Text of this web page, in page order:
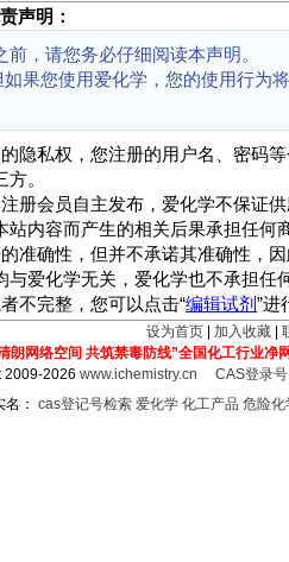
声明：
，请您务必仔细阅读本声明。
果您使用爱化学，您的使用行为
隐私权，您注册的用户名、密码
。
册会员自主发布，爱化学不保证
站内容而产生的相关后果承担任何
准确性，但并不承诺其准确性，
与爱化学无关，爱化学也不承担任
不完整，您可以点击“编辑试剂”进
设为首页 加入收藏
清朗网络空间 共筑禁毒防线”全国化工行业净
2009-2026www.ichemistry.cn
CAS登录
名： cas登记号检索 爱化学 化工产品 危险化